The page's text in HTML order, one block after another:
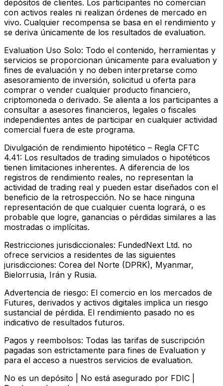
depósitos de clientes. Los participantes no comercian
con activos reales ni realizan órdenes de mercado en
vivo. Cualquier recompensa se basa en el rendimiento y
se deriva únicamente de los resultados de evaluation.
Evaluation Uso Solo: Todo el contenido, herramientas y
servicios se proporcionan únicamente para evaluation y
fines de evaluación y no deben interpretarse como
asesoramiento de inversión, solicitud u oferta para
comprar o vender cualquier producto financiero,
criptomoneda o derivado. Se alienta a los participantes a
consultar a asesores financieros, legales o fiscales
independientes antes de participar en cualquier actividad
comercial fuera de este programa.
Divulgación de rendimiento hipotético – Regla CFTC
4.41: Los resultados de trading simulados o hipotéticos
tienen limitaciones inherentes. A diferencia de los
registros de rendimiento reales, no representan la
actividad de trading real y pueden estar diseñados con el
beneficio de la retrospección. No se hace ninguna
representación de que cualquier cuenta logrará, o es
probable que logre, ganancias o pérdidas similares a las
mostradas o implícitas.
Restricciones jurisdiccionales: FundedNext Ltd. no
ofrece servicios a residentes de las siguientes
jurisdicciones: Corea del Norte (DPRK), Myanmar,
Bielorrusia, Irán y Rusia.
Advertencia de riesgo: El comercio en los mercados de
Futures, derivados y activos digitales implica un riesgo
sustancial de pérdida. El rendimiento pasado no es
indicativo de resultados futuros.
Pagos y reembolsos: Todas las tarifas de suscripción
pagadas son estrictamente para fines de Evaluation y
para el acceso a nuestros servicios de evaluation.
No es un depósito | No está asegurado por FDIC |